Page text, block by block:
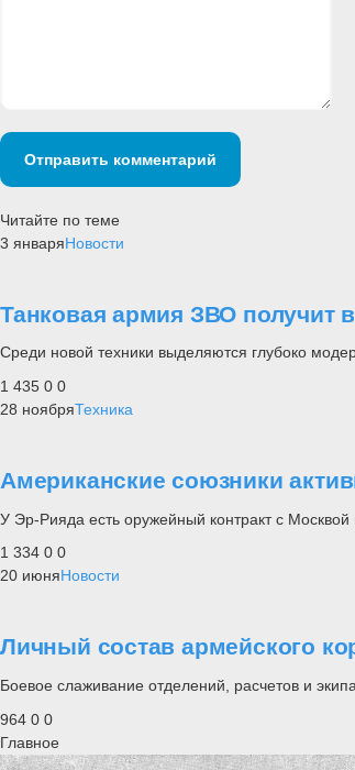
Отправить комментарий
Читайте по теме
3 январяНовости
Танковая армия ЗВО получит
Среди новой техники выделяются глубоко
1 435 0 0
28 ноябряТехника
Американские союзники
У Эр-Рияда есть оружейный контракт с
1 334 0 0
20 июняНовости
Личный состав армейского
Боевое слаживание отделений, расчетов и
964 0 0
Главное